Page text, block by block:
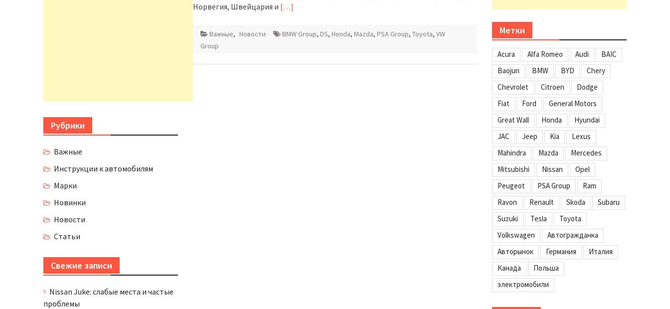
Норвегия, Швейцария и […]
Важные, Новости BMW Group, DS, Honda, Mazda, PSA Group, Toyota, VW
Group
Метки
Acura Alfa Romeo Audi
BAIC
Baojun
BMW BYD
Chery
Chevrolet
Citroen
Dodge
Fiat
Ford
General Motors
Great Wall
Honda
Hyundai
JAC
Jeep Kia
Lexus
Mahindra
Mazda
Mercedes
Mitsubishi
Nissan
Opel
Peugeot
PSA Group
Ram
Ravon
Renault Skoda
Subaru
Suzuki
Tesla
Toyota
Volkswagen
Автогражданка
Авторынок
Германия
Италия
Канада
Польша
электромобили
Рубрики
Важные
Инструкции к автомобилям
Марки
Новинки
Новости
Статьи
Свежие записи
Nissan Juke: слабые места и частые
проблемы